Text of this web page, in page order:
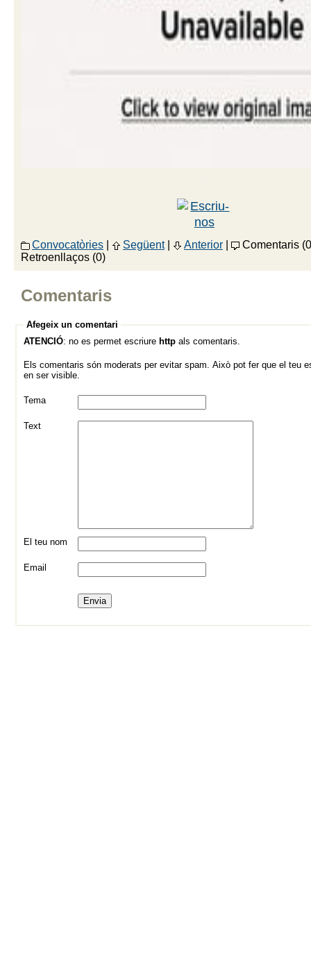
Convocatòries Següent| Anterior
Comentaris
Retroenllaços (0)
Comentaris
Afegeix un comentari
ATENCIÓ: no es permet escriure http als comentaris.
Els comentaris són moderats per evitar spam. Això pot fer que el teu
en ser visible.
Tema
Text
El teu nom
Email